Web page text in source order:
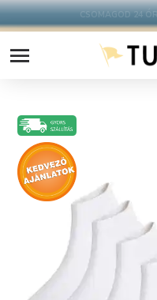
10.000 Ft FELETT
FOXPOST